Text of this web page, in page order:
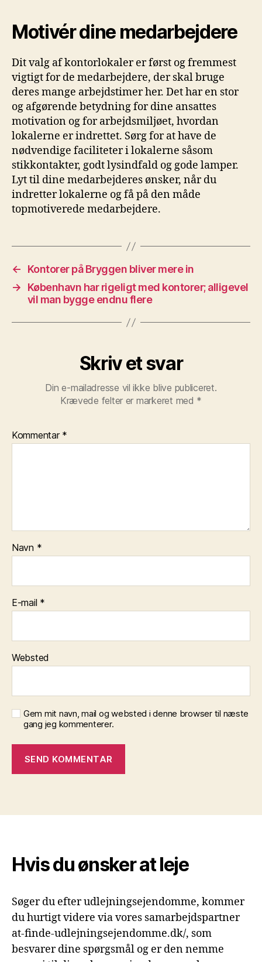
Motivér dine medarbejdere
Dit valg af kontorlokaler er først og fremmest
vigtigt for de medarbejdere, der skal bruge
deres mange arbejdstimer her. Det har en stor
og afgørende betydning for dine ansattes
motivation og for arbejdsmiljøet, hvordan
lokalerne er indrettet. Sørg for at have de
nødvendige faciliteter i lokalerne såsom
stikkontakter, godt lysindfald og gode lamper.
Lyt til dine medarbejderes ønsker, når du
indretter lokalerne og få på den måde
topmotiverede medarbejdere.
←
Kontorer på Bryggen bliver mere in
→
København har rigeligt med kontorer; alligevel
vil man bygge endnu flere
Skriv et svar
Din e-mailadresse vil ikke blive publiceret.
Krævede felter er markeret med *
Kommentar *
Navn *
E-mail *
Websted
Gem mit navn, mail og websted i denne browser til næste
gang jeg kommenterer.
Hvis du ønsker at leje
Søger du efter udlejningsejendomme, kommer
du hurtigt videre via vores samarbejdspartner
at-finde-udlejningsejendomme.dk/, som
besvarer dine spørgsmål og er den nemme